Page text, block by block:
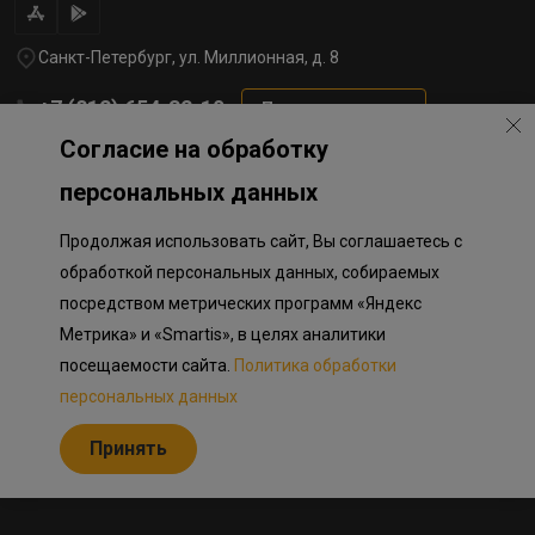
Санкт-Петербург, ул. Миллионная, д. 8
+7 (812) 654-32-10 Перезвоните мне
lst@78stroy.ru
Политика обработки персональных данных
Информация о плановом направлении средств
Правила программы лояльности
Разработка сайта «Пикмедиа»
Информация, представленная на сайте, носит исключительно
ознакомительный характер, не является публичной офертой,
Российской Федерации. Представленные изображения объектов
долевого строительства носят предварительный ознакомительный
характер и могут отличаться от фактических проектных решений,
Согласие на обработку
персональных данных
Продолжая использовать сайт, Вы соглашаетесь с
обработкой персональных данных, собираемых
посредством метрических программ «Яндекс
Метрика» и «Smartis», в целях аналитики
посещаемости сайта. Политика обработки
персональных данных
Принять